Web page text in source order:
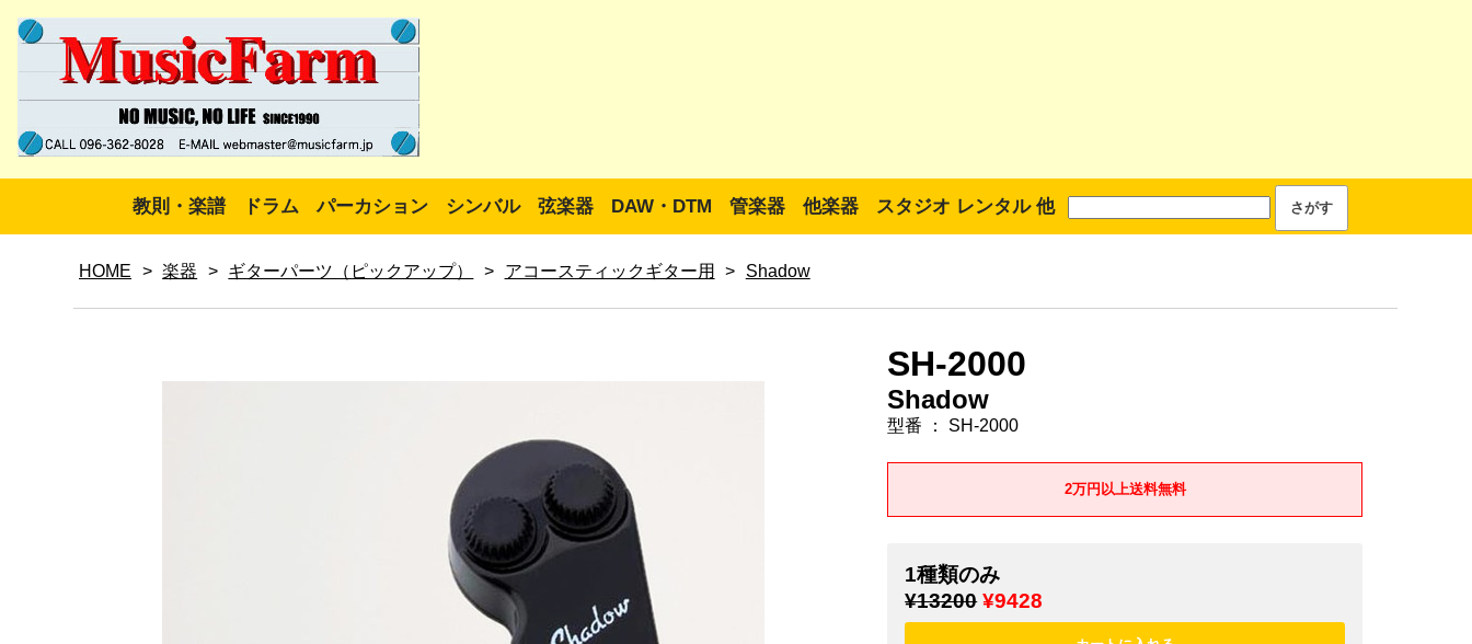
教則・楽譜 ドラム パーカション シンバル 弦楽器 DAW・DTM 管楽器 他楽器 スタジオ レンタル 他
HOME > 楽器 > ギターパーツ（ピックアップ） > アコースティックギター用 > Shadow
SH-2000
Shadow
型番 ： SH-2000
2万円以上送料無料
1種類のみ
¥13200 ¥9428